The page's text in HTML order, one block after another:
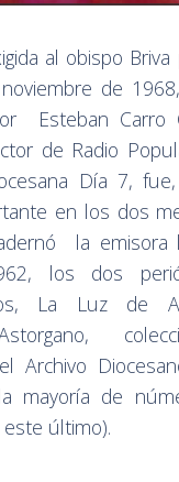
al obispo
de
Esteban Carro
de Radio
Día 7, fue,
en los dos
la emisora
los dos
La Luz de
Archivo
mayoría de
último).